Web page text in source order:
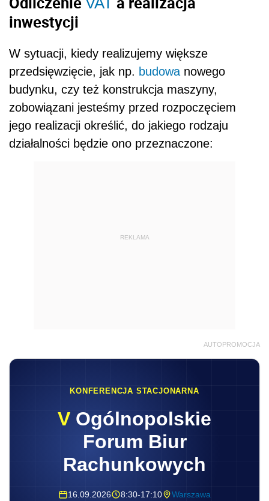
inwestycji
W sytuacji, kiedy realizujemy większe
przedsięwzięcie, jak np. budowa nowego
budynku, czy też konstrukcja maszyny,
zobowiązani jesteśmy przed rozpoczęciem
jego realizacji określić, do jakiego rodzaju
działalności będzie ono przeznaczone:
REKLAMA
AUTOPROMOCJA
KONFERENCJA STACJONARNA
V Ogólnopolskie
Forum Biur
Rachunkowych
16.09.2026 8:30-17:10 Warszawa